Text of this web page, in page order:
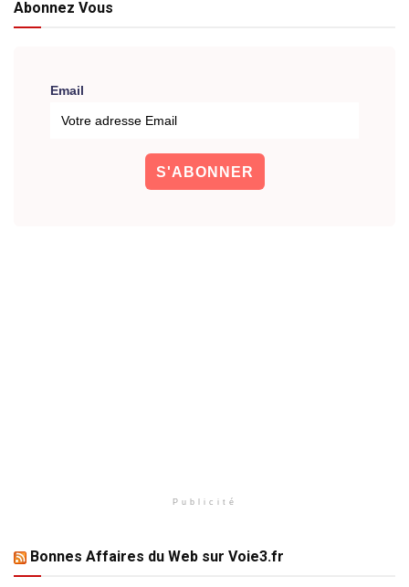
Abonnez Vous
Email
Publicité
Bonnes Affaires du Web sur Voie3.fr